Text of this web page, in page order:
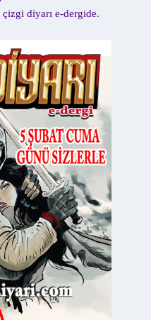
diyarı e-dergide.